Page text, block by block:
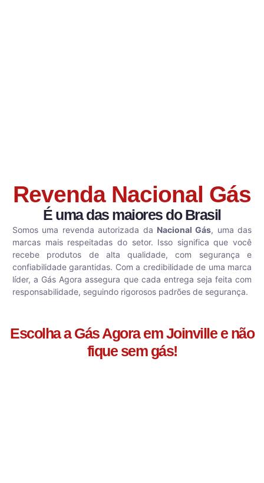
Revenda Nacional Gás
É uma das maiores do Brasil
Somos uma revenda autorizada da Nacional Gás, uma das
marcas mais respeitadas do setor. Isso significa que você
recebe produtos de alta qualidade, com segurança e
confiabilidade garantidas. Com a credibilidade de uma marca
líder, a Gás Agora assegura que cada entrega seja feita com
responsabilidade, seguindo rigorosos padrões de segurança.
Escolha a Gás Agora em Joinville e não
fique sem gás!